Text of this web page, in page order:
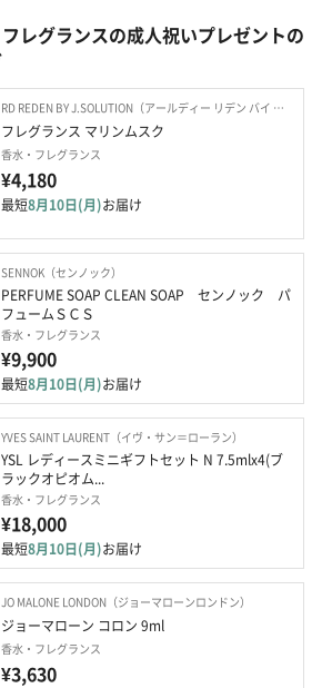
レグランスの成人祝いプレゼントの
RD REDEN BY J.SOLUTION（アールディー リデン バイ ジェイソリューション）
フレグランス マリンムスク
香水・フレグランス
¥4,180
最短8月10日(月)お届け
SENNOK（センノック）
PERFUME SOAP CLEAN SOAP　センノック　パ
フュームＳＣＳ
香水・フレグランス
¥9,900
最短8月10日(月)お届け
YVES SAINT LAURENT（イヴ・サン＝ローラン）
YSL レディースミニギフトセット N 7.5mlx4(ブ
ラックオピオム...
香水・フレグランス
¥18,000
最短8月10日(月)お届け
JO MALONE LONDON（ジョーマローンロンドン）
ジョーマローン コロン 9ml
香水・フレグランス
¥3,630